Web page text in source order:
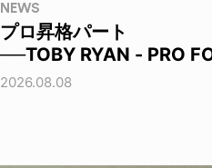
NEWS
プロ昇格パート
──TOBY RYAN - PRO
2026.08.08